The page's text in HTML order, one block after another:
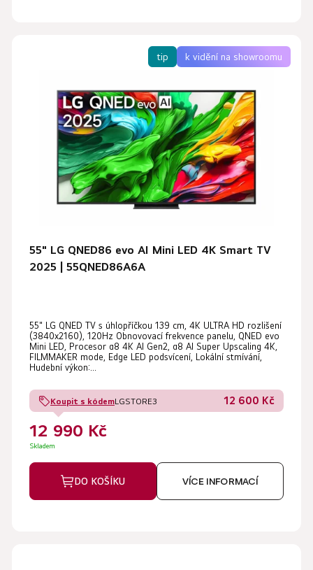
tip k vidění na showroomu
55" LG QNED86 evo AI Mini LED 4K Smart TV
2025 | 55QNED86A6A
55" LG QNED TV s úhlopříčkou 139 cm, 4K ULTRA HD rozlišení
(3840x2160), 120Hz Obnovovací frekvence panelu, QNED evo
Mini LED, Procesor α8 4K AI Gen2, α8 AI Super Upscaling 4K,
FILMMAKER mode, Edge LED podsvícení, Lokální stmívání,
Hudební výkon:...
Koupit s kódemLGSTORE3 12 600 Kč
12 990 Kč
Skladem
DO KOŠÍKU VÍCE INFORMACÍ